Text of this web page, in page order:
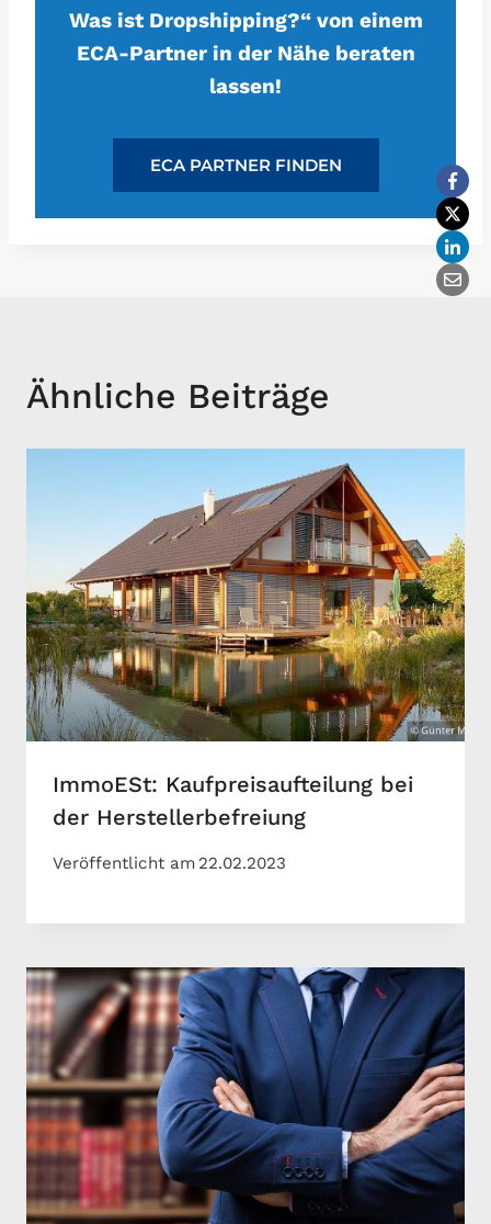
Was ist Dropshipping?“ von einem
ECA-Partner in der Nähe beraten
lassen!
ECA PARTNER FINDEN
Ähnliche Beiträge
ImmoESt: Kaufpreisaufteilung bei
der Herstellerbefreiung
Veröffentlicht am 22.02.2023